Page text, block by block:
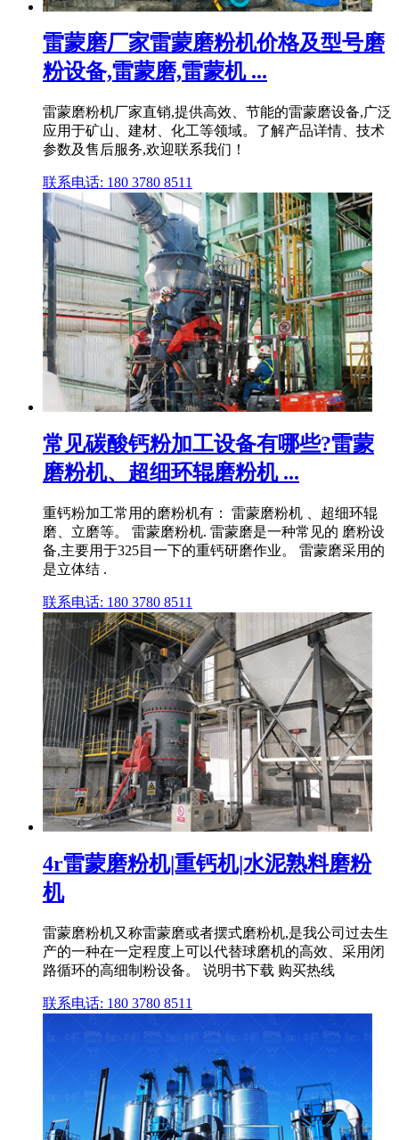
雷蒙磨厂家雷蒙磨粉机价格及型号磨
粉设备,雷蒙磨,雷蒙机 ...
雷蒙磨粉机厂家直销,提供高效、节能的雷蒙磨设备,广泛
应用于矿山、建材、化工等领域。了解产品详情、技术
参数及售后服务,欢迎联系我们！
联系电话: 180 3780 8511
常见碳酸钙粉加工设备有哪些?雷蒙
磨粉机、超细环辊磨粉机 ...
重钙粉加工常用的磨粉机有： 雷蒙磨粉机 、超细环辊
磨、立磨等。 雷蒙磨粉机. 雷蒙磨是一种常见的 磨粉设
备,主要用于325目一下的重钙研磨作业。 雷蒙磨采用的
是立体结 .
联系电话: 180 3780 8511
4r雷蒙磨粉机|重钙机|水泥熟料磨粉
机
雷蒙磨粉机又称雷蒙磨或者摆式磨粉机,是我公司过去生
产的一种在一定程度上可以代替球磨机的高效、采用闭
路循环的高细制粉设备。 说明书下载 购买热线
联系电话: 180 3780 8511